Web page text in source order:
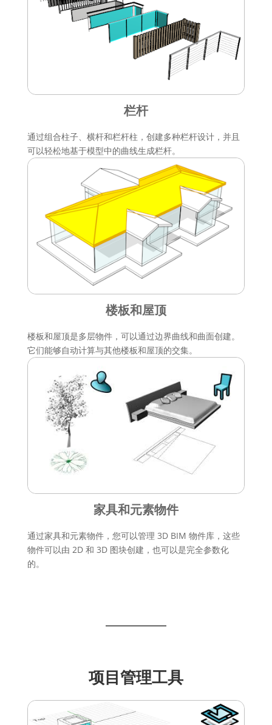
栏杆
通过组合柱子、横杆和栏杆柱，创建多种栏杆设计，并且
可以轻松地基于模型中的曲线生成栏杆。
楼板和屋顶
楼板和屋顶是多层物件，可以通过边界曲线和曲面创建。
它们能够自动计算与其他楼板和屋顶的交集。
家具和元素物件
通过家具和元素物件，您可以管理 3D BIM 物件库，这些
物件可以由 2D 和 3D 图块创建，也可以是完全参数化
的。
项目管理工具